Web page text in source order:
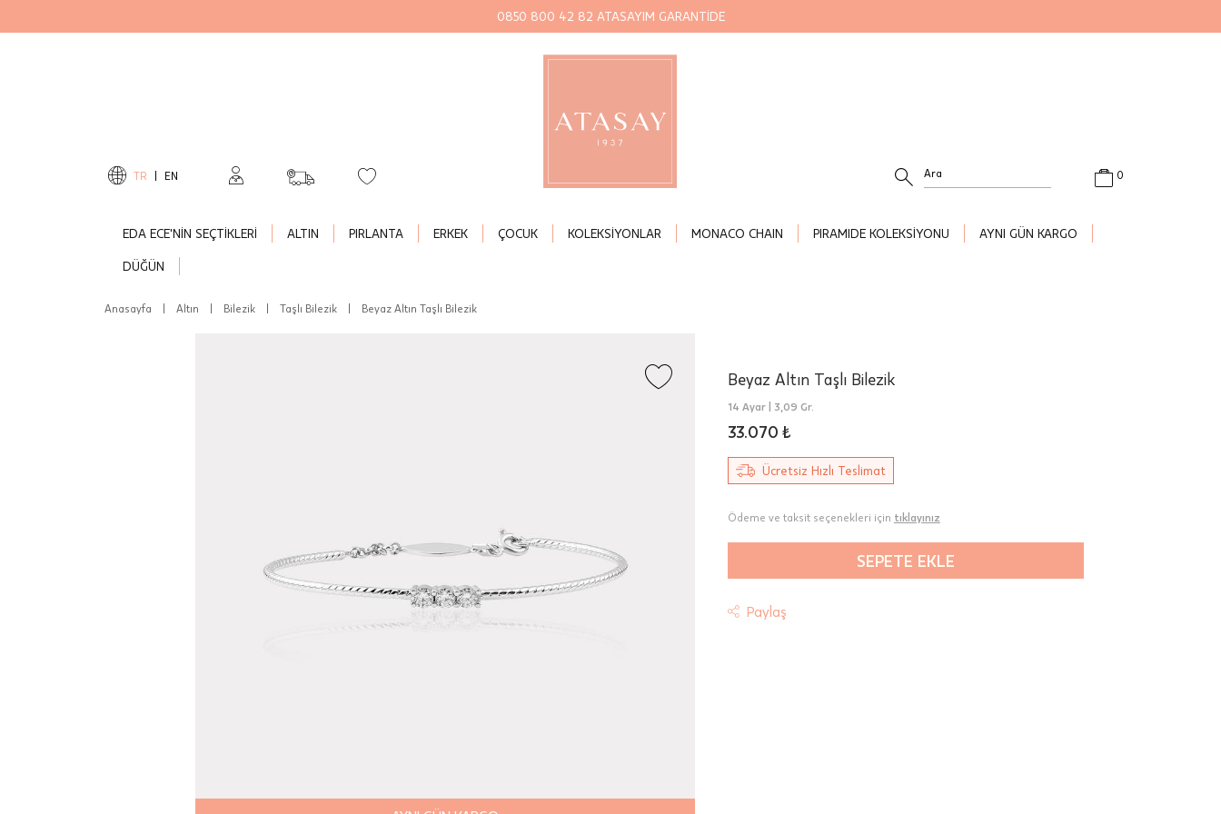
0850 800 42 82 ATASAYIM GARANTİDE
TR EN
EDA ECE'NİN SEÇTİKLERİ ALTIN PIRLANTA ERKEK ÇOCUK KOLEKSİYONLAR MONACO CHAIN PIRAMIDE KOLEKSİYONU AYNI GÜN KARGO
DÜĞÜN
0
Anasayfa Altın Bilezik Taşlı Bilezik Beyaz Altın Taşlı Bilezik
Beyaz Altın Taşlı Bilezik
14 Ayar | 3,09 Gr.
33.070 ₺
Ücretsiz Hızlı Teslimat
Ödeme ve taksit seçenekleri için tıklayınız
SEPETE EKLE
Paylaş